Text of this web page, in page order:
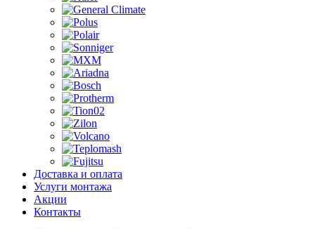
Доставка и оплата
Услуги монтажа
Акции
Контакты